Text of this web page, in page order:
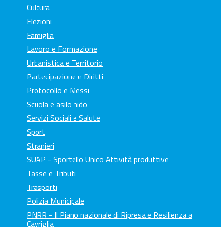
Cultura
Elezioni
Famiglia
Lavoro e Formazione
Urbanistica e Territorio
Partecipazione e Diritti
Protocollo e Messi
Scuola e asilo nido
Servizi Sociali e Salute
Sport
Stranieri
SUAP - Sportello Unico Attività produttive
Tasse e Tributi
Trasporti
Polizia Municipale
PNRR - Il Piano nazionale di Ripresa e Resilienza a
Cavriglia